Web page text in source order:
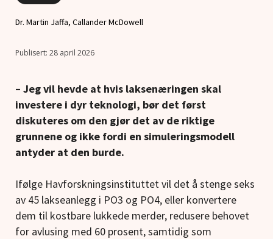
Dr. Martin Jaffa, Callander McDowell
28 april 2026
– Jeg vil hevde at hvis laksenæringen skal
investere i dyr teknologi, bør det først
diskuteres om den gjør det av de riktige
grunnene og ikke fordi en simuleringsmodell
antyder at den burde.
Ifølge Havforskningsinstituttet vil det å stenge seks
av 45 lakseanlegg i PO3 og PO4, eller konvertere
dem til kostbare lukkede merder, redusere behovet
for avlusing med 60 prosent, samtidig som